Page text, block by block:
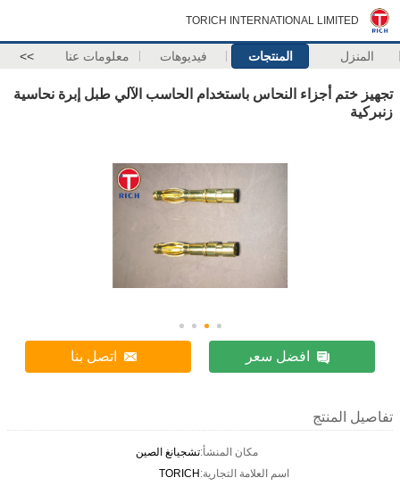
TORICH INTERNATIONAL LIMITED
المنزل المنتجات فيديوهات معلومات عنا >>
تجهيز ختم أجزاء النحاس باستخدام الحاسب الآلي طبل إبرة نحاسية
زنبركية
افضل سعر اتصل بنا
تفاصيل المنتج
مكان المنشأ:تشجيانغ الصين
اسم العلامة التجارية:TORICH